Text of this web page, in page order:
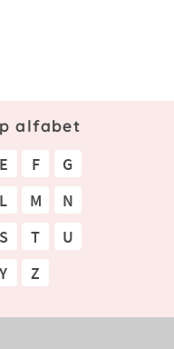
alfabet
E F
G
L M
N
S T
U
Y Z